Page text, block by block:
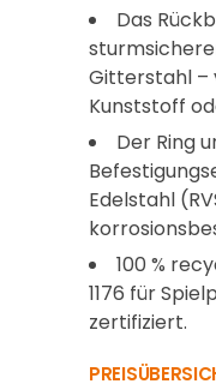
Das
Gitterstahl –
Kunststoff
Der Ring
Edelstahl
100 %
1176 für
zertifiziert.